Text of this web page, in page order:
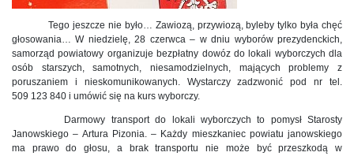
Tego jeszcze nie było… Zawiozą, przywiozą, byleby tylko była chęć
głosowania… W niedzielę, 28 czerwca – w dniu wyborów prezydenckich,
samorząd powiatowy organizuje bezpłatny dowóz do lokali wyborczych dla
osób starszych, samotnych, niesamodzielnych, mających problemy z
poruszaniem i nieskomunikowanych. Wystarczy zadzwonić pod nr tel.
509 123 840 i umówić się na kurs wyborczy.
Darmowy transport do lokali wyborczych to pomysł Starosty
Janowskiego – Artura Pizonia. – Każdy mieszkaniec powiatu janowskiego
ma prawo do głosu, a brak transportu nie może być przeszkodą w